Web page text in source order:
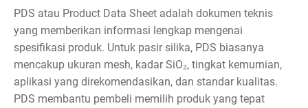
PDS atau Product Data Sheet adalah dokumen teknis
yang memberikan informasi lengkap mengenai
spesifikasi produk. Untuk pasir silika, PDS biasanya
mencakup ukuran mesh, kadar SiO₂, tingkat kemurnian,
aplikasi yang direkomendasikan, dan standar kualitas.
PDS membantu pembeli memilih produk yang tepat